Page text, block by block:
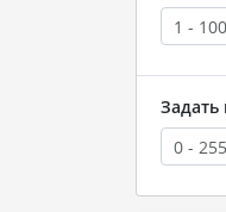
Задать